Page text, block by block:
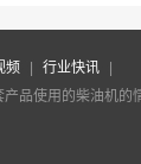
频 行业快讯
品使用的柴油机